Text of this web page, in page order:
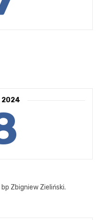
2024
Zbigniew Zieliński.